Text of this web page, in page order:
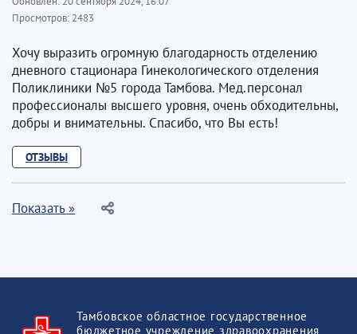
Просмотров: 2483
Хочу выразить огромную благодарность отделению
дневного стационара Гинекологического отделения
Поликлиники №5 города Тамбова. Мед.персонал
профессионалы высшего уровня, очень обходительны,
добры и внимательны. Спасибо, что Вы есть!
ОТЗЫВЫ
Показать »
Тамбовское областное государственное
бюджетное учреждение здравоохранения